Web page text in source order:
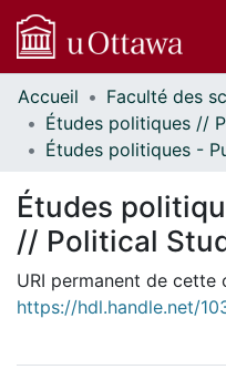
Communautés
et collections
Parcourir
Statistiques
À propos
Accueil
Études
// Political
URI permanent de cette
https://hdl.handle.net/